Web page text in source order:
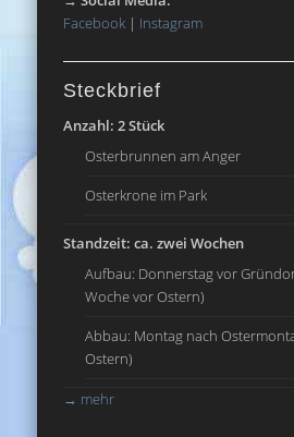
Facebook | Instagram
Steckbrief
Anzahl: 2 Stück
Osterbrunnen am Anger
Osterkrone im Park
Standzeit: ca. zwei Wochen
Aufbau: Donnerstag vor
Woche vor Ostern)
Abbau: Montag nach
Ostern)
→ mehr